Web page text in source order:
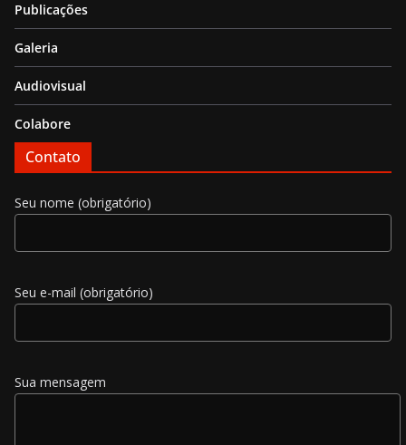
Publicações
Galeria
Audiovisual
Colabore
Contato
Seu nome (obrigatório)
Seu e-mail (obrigatório)
Sua mensagem